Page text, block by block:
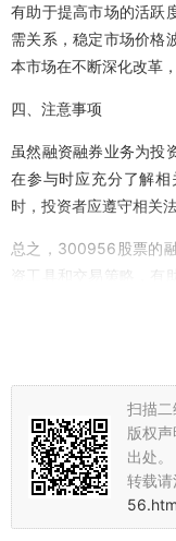
有助于提高市场的活跃
需关系，稳定市场价格
本市场在不断深化改革
四、注意事项
虽然融资融券业务为投
在参与时应充分了解
时，投资者应遵守相关
总之，300956股票的
资工具和交易策略，有
业务时，投资者应充
力，遵守相关法规和规
扫描二
版权
出处。
转载